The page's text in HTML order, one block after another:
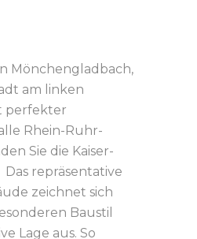
Mönchengladbach,
am linken
perfekter
Rhein-Ruhr-
Sie die Kaiser-
repräsentative
zeichnet sich
Baustil
Lage aus. So